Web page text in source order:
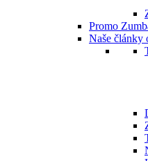
Promo
Naše články